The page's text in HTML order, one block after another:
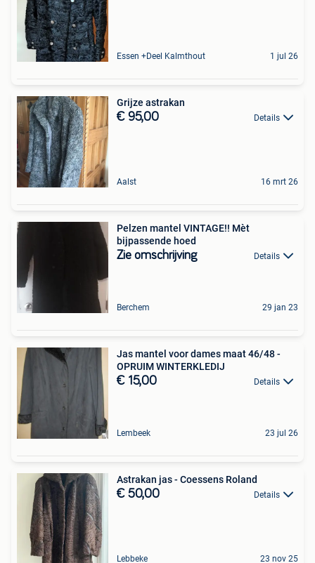
Essen +Deel Kalmthout 1 jul 26
Grijze astrakan
€ 95,00 Details
Aalst 16 mrt 26
Pelzen mantel VINTAGE!! Mèt
bijpassende hoed
Zie omschrijving Details
Berchem 29 jan 23
Jas mantel voor dames maat 46/48 -
OPRUIM WINTERKLEDIJ
€ 15,00 Details
Lembeek 23 jul 26
Astrakan jas - Coessens Roland
€ 50,00 Details
Lebbeke 23 nov 25